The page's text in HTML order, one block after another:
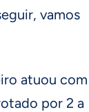
vamos
atuou com
por 2 a